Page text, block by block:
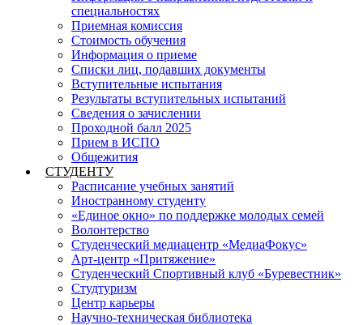
специальностях
Приемная комиссия
Стоимость обучения
Информация о приеме
Списки лиц, подавших документы
Вступительные испытания
Результаты вступительных испытаний
Сведения о зачислении
Проходной балл 2025
Прием в ИСПО
Общежития
СТУДЕНТУ
Расписание учебных занятий
Иностранному студенту
«Единое окно» по поддержке молодых семей
Волонтерство
Студенческий медиацентр «МедиаФокус»
Арт-центр «Притяжение»
Студенческий Спортивный клуб «Буревестник»
Студтуризм
Центр карьеры
Научно-техническая библиотека